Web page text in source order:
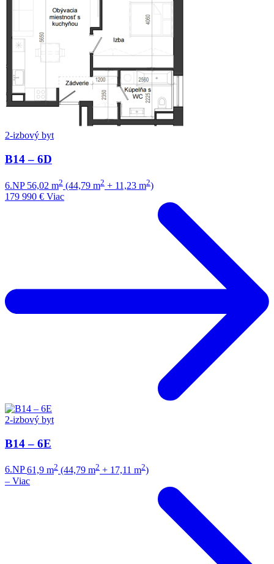
2-izbový byt
B14 – 6D
6.NP 56,02 m2 (44,79 m2 + 11,23 m2)
179 990 € Viac
2-izbový byt
B14 – 6E
6.NP 61,9 m2 (44,79 m2 + 17,11 m2)
– Viac